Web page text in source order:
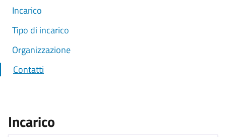
Incarico
Tipo di incarico
Organizzazione
Contatti
Incarico